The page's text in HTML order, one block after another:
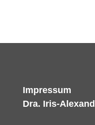
Impressum
Dra. Iris-